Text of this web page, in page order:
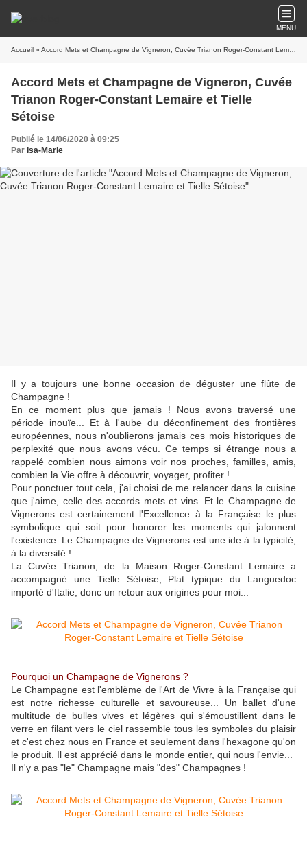
MENU
Accueil » Accord Mets et Champagne de Vigneron, Cuvée Trianon Roger-Constant Lemaire et Tielle Sétoise
Accord Mets et Champagne de Vigneron, Cuvée
Trianon Roger-Constant Lemaire et Tielle
Sétoise
Publié le 14/06/2020 à 09:25
Par Isa-Marie
Il y a toujours une bonne occasion de déguster une flûte de
Champagne !
En ce moment plus que jamais ! Nous avons traversé une
période inouïe... Et à l'aube du déconfinement des frontières
européennes, nous n'oublierons jamais ces mois historiques de
perplexité que nous avons vécu. Ce temps si étrange nous a
rappelé combien nous aimons voir nos proches, familles, amis,
combien la Vie offre à découvrir, voyager, profiter !
Pour ponctuer tout cela, j'ai choisi de me relancer dans la cuisine
que j'aime, celle des accords mets et vins. Et le Champagne de
Vignerons est certainement l'Excellence à la Française le plus
symbolique qui soit pour honorer les moments qui jalonnent
l'existence. Le Champagne de Vignerons est une ide à la typicité,
à la diversité !
La Cuvée Trianon, de la Maison Roger-Constant Lemaire a
accompagné une Tielle Sétoise, Plat typique du Languedoc
importé d'Italie, donc un retour aux origines pour moi...
Pourquoi un Champagne de Vignerons ?
Le Champagne est l'emblème de l'Art de Vivre à la Française qui
est notre richesse culturelle et savoureuse... Un ballet d'une
multitude de bulles vives et légères qui s'émoustillent dans le
verre en filant vers le ciel rassemble tous les symboles du plaisir
et c'est chez nous en France et seulement dans l'hexagone qu'on
le produit. Il est apprécié dans le monde entier, qui nous l'envie...
Il n'y a pas "le" Champagne mais "des" Champagnes !